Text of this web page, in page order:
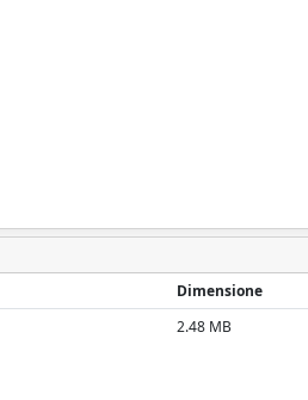
Dimensione
2.48 MB